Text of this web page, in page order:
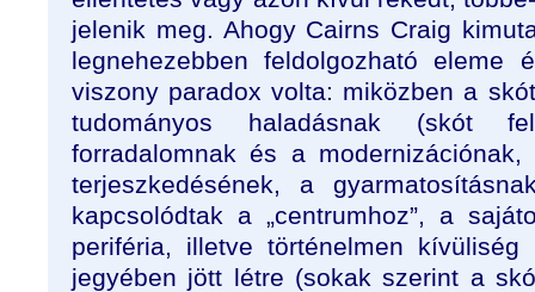
jelenik meg. Ahogy Cairns Craig
legnehezebben feldolgozható eleme
viszony paradox volta: miközben a
tudományos haladásnak (skót
forradalomnak és a
terjeszkedésének, a
kapcsolódtak a „centrumhoz”, a
periféria, illetve történelmen kívüliség
jegyében jött létre (sokak szerint a